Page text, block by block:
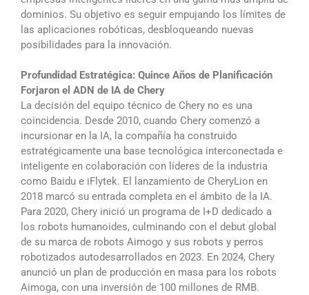
dominios. Su objetivo es seguir empujando los límites de
las aplicaciones robóticas, desbloqueando nuevas
posibilidades para la innovación.
Profundidad Estratégica: Quince Años de Planificación
Forjaron el ADN de IA de Chery
La decisión del equipo técnico de Chery no es una
coincidencia. Desde 2010, cuando Chery comenzó a
incursionar en la IA, la compañía ha construido
estratégicamente una base tecnológica interconectada e
inteligente en colaboración con líderes de la industria
como Baidu e iFlytek. El lanzamiento de CheryLion en
2018 marcó su entrada completa en el ámbito de la IA.
Para 2020, Chery inició un programa de I+D dedicado a
los robots humanoides, culminando con el debut global
de su marca de robots Aimogo y sus robots y perros
robotizados autodesarrollados en 2023. En 2024, Chery
anunció un plan de producción en masa para los robots
Aimoga, con una inversión de 100 millones de RMB.